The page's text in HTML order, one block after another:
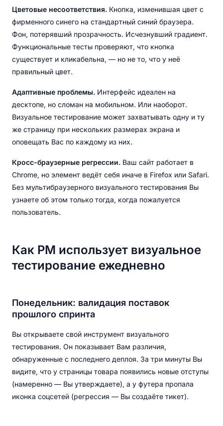
Цветовые несоответствия. Кнопка, изменившая цвет с
фирменного синего на стандартный синий браузера.
Фон, потерявший прозрачность. Исчезнувший градиент.
Функциональные тесты проверяют, что кнопка
существует и кликабельна, — но не то, что у неё
правильный цвет.
Адаптивные проблемы. Интерфейс идеален на
десктопе, но сломан на мобильном. Или наоборот.
Визуальное тестирование может захватывать одну и ту
же страницу при нескольких размерах экрана и
оповещать Вас по каждому из них.
Кросс-браузерные регрессии. Ваш сайт работает в
Chrome, но элемент ведёт себя иначе в Firefox или Safari.
Без мультибраузерного визуального тестирования Вы
узнаете об этом только тогда, когда пожалуется
пользователь.
Как PM использует визуальное
тестирование ежедневно
Понедельник: валидация поставок
прошлого спринта
Вы открываете свой инструмент визуального
тестирования. Он показывает Вам различия,
обнаруженные с последнего деплоя. За три минуты Вы
видите, что у страницы товара появились новые отступы
(намеренно — Вы утверждаете), а у футера пропала
иконка соцсетей (регрессия — Вы создаёте тикет).